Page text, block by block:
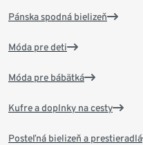
Pánska spodná bielizeň
Móda pre deti
Móda pre bábätká
Kufre a doplnky na cesty
Posteľná bielizeň a prestieradlá